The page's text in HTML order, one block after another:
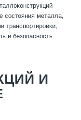
состояния металла,
транспортировки,
и безопасность
И